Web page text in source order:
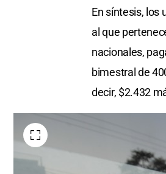
En síntesis, los
al que
nacionales,
bimestral de
decir, $2.432